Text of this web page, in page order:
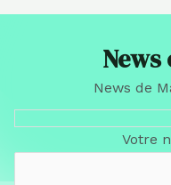
News de
Votre